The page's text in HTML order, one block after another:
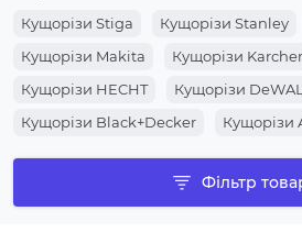
Кущорізи Stiga Кущорізи Stanley
Кущорізи Makita
Кущорізи Karcher
Кущорізи HECHT
Кущорізи
Кущорізи Black+Decker
Кущорізи
Фільтр